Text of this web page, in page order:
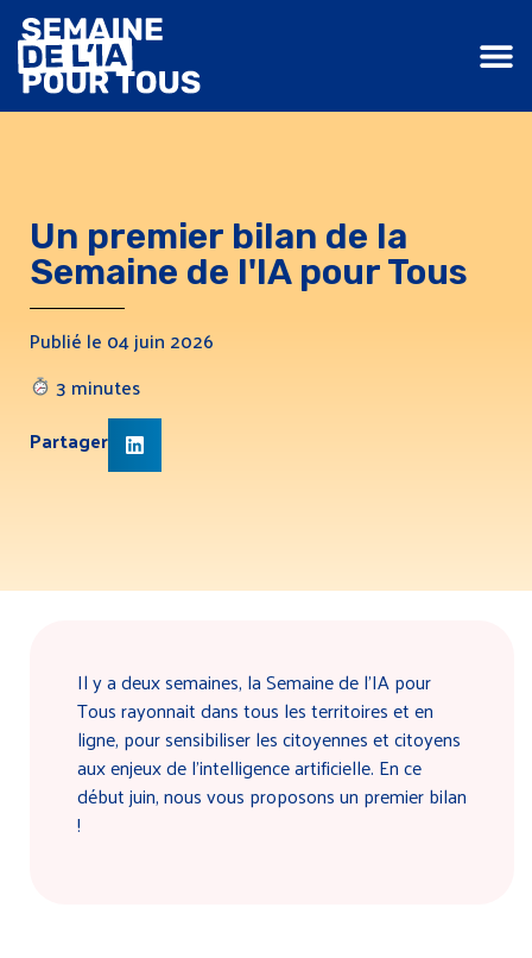
Un premier bilan de la
Semaine de l'IA pour Tous
Publié le 04 juin 2026
3 minutes
Partager
Il y a deux semaines, la Semaine de l’IA pour
Tous rayonnait dans tous les territoires et en
ligne, pour sensibiliser les citoyennes et citoyens
aux enjeux de l’intelligence artificielle. En ce
début juin, nous vous proposons un premier bilan
!